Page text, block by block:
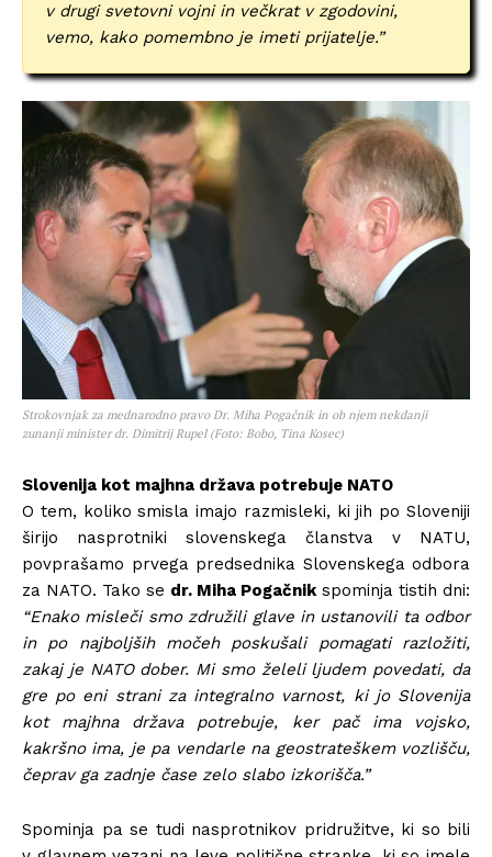
v drugi svetovni vojni in večkrat v zgodovini,
vemo, kako pomembno je imeti prijatelje.”
Strokovnjak za mednarodno pravo Dr. Miha Pogačnik in ob njem nekdanji
zunanji minister dr. Dimitrij Rupel (Foto: Bobo, Tina Kosec)
Slovenija kot majhna država potrebuje NATO
O tem, koliko smisla imajo razmisleki, ki jih po Sloveniji
širijo nasprotniki slovenskega članstva v NATU,
povprašamo prvega predsednika Slovenskega odbora
za NATO. Tako se dr. Miha Pogačnikspominja tistih dni:
“Enako misleči smo združili glave in ustanovili ta odbor
in po najboljših močeh poskušali pomagati razložiti,
zakaj je NATO dober. Mi smo želeli ljudem povedati, da
gre po eni strani za integralno varnost, ki jo Slovenija
kot majhna država potrebuje, ker pač ima vojsko,
kakršno ima, je pa vendarle na geostrateškem vozlišču,
čeprav ga zadnje čase zelo slabo izkorišča.”
Spominja pa se tudi nasprotnikov pridružitve, ki so bili